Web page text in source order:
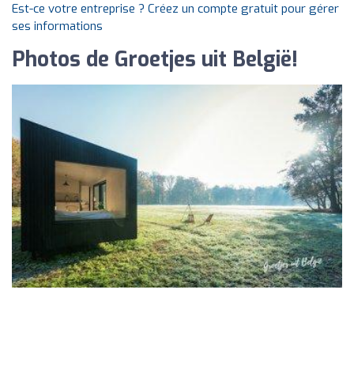
Est-ce votre entreprise ? Créez un compte gratuit pour gérer
ses informations
Photos de Groetjes uit België!